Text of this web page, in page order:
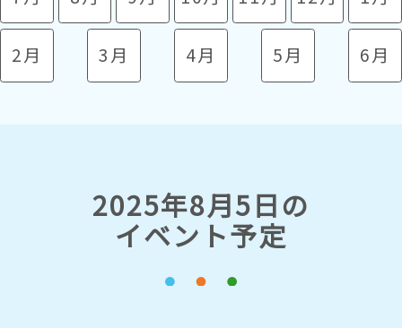
2月 3月 4月 5月 6月
2025年8月5日の
イベント予定